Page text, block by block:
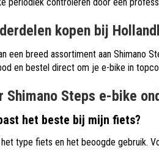
periodiek controleren door een
kopen bij
een breed assortiment aan Shimano
en bestel direct om je e-bike in
Steps e-bike
het beste bij mijn fiets?
type fiets en het beoogde gebruik.